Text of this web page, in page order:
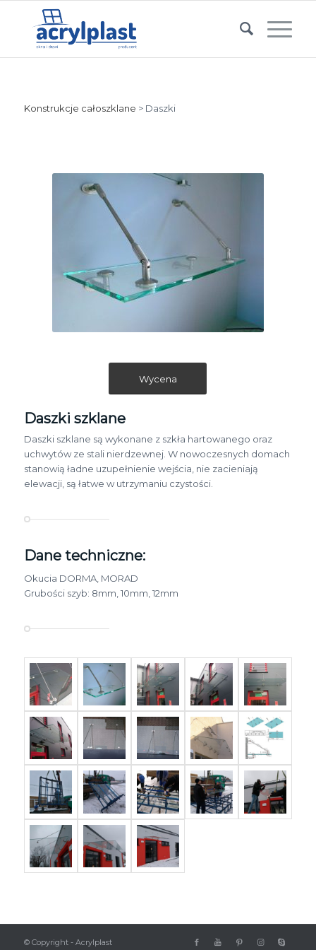
Konstrukcje całoszklane > Daszki
Wycena
Daszki szklane
Daszki szklane są wykonane z szkła hartowanego oraz
uchwytów ze stali nierdzewnej. W nowoczesnych domach
stanowią ładne uzupełnienie wejścia, nie zacieniają
elewacji, są łatwe w utrzymaniu czystości.
Dane techniczne:
Okucia DORMA, MORAD
Grubości szyb: 8mm, 10mm, 12mm
© Copyright - Acrylplast